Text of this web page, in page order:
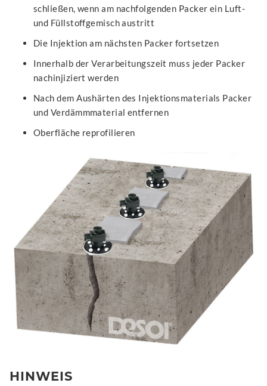
schließen, wenn am nachfolgenden Packer ein Luft-
und Füllstoffgemisch austritt
Die Injektion am nächsten Packer fortsetzen
Innerhalb der Verarbeitungszeit muss jeder Packer
nachinjiziert werden
Nach dem Aushärten des Injektionsmaterials Packer
und Verdämmmaterial entfernen
Oberfläche reprofilieren
HINWEIS